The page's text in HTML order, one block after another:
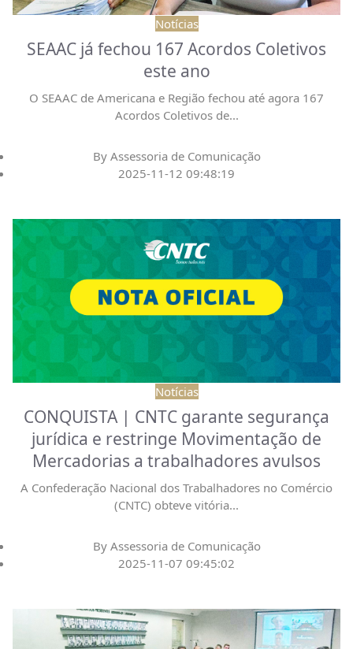
Notícias
SEAAC já fechou 167 Acordos Coletivos
este ano
O SEAAC de Americana e Região fechou até agora 167
Acordos Coletivos de...
By Assessoria de Comunicação
2025-11-12 09:48:19
Notícias
CONQUISTA | CNTC garante segurança
jurídica e restringe Movimentação de
Mercadorias a trabalhadores avulsos
A Confederação Nacional dos Trabalhadores no Comércio
(CNTC) obteve vitória...
By Assessoria de Comunicação
2025-11-07 09:45:02